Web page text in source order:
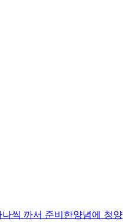
씩 까서 준비한양념에 청양